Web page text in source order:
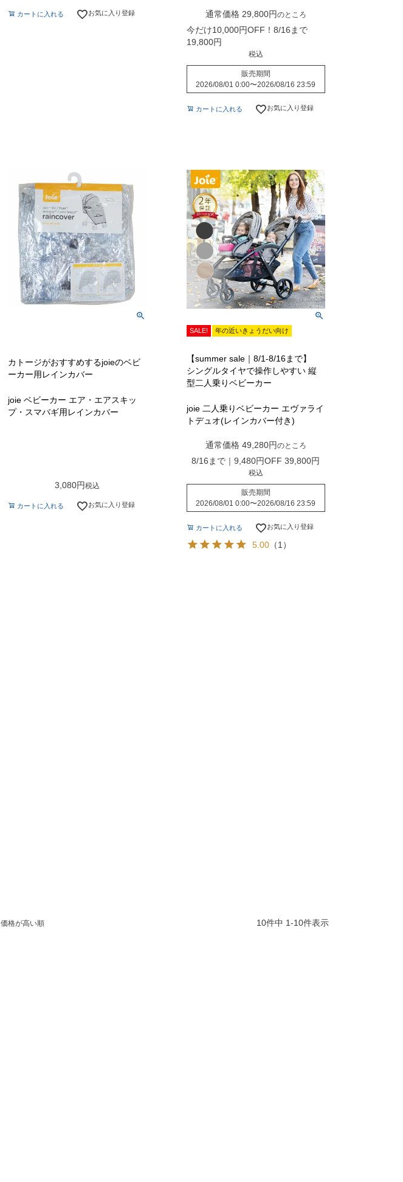
カートに入れる お気に入り登録 通常価格 29,800 のところ
今だけ10,000円OFF！8/16まで
19,800
税込
販売期間
2026/08/01 0:00〜2026/08/16 23:59
カートに入れる お気に入り登録
カトージがおすすめするjoieのベビ
ーカー用レインカバー
joie ベビーカー エア・エアスキッ
プ・スマバギ用レインカバー
3,080 税込
カートに入れる お気に入り登録
SALE! 年の近いきょうだい向け
【summer sale｜8/1-8/16まで】
シングルタイヤで操作しやすい 縦
型二人乗りベビーカー
joie 二人乗りベビーカー エヴァライ
トデュオ(レインカバー付き)
通常価格 49,280 のところ
8/16まで｜9,480円OFF 39,800
税込
販売期間
2026/08/01 0:00〜2026/08/16 23:59
カートに入れる お気に入り登録
5.00（1）
価格が高い順 10件中 1-10件表示